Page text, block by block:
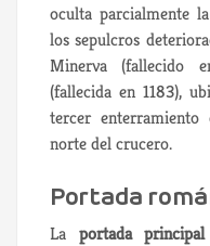
oculta parcialmente
los sepulcros
Minerva (fallecido
(fallecida en 1183),
tercer
norte del crucero.
Portada
La portada